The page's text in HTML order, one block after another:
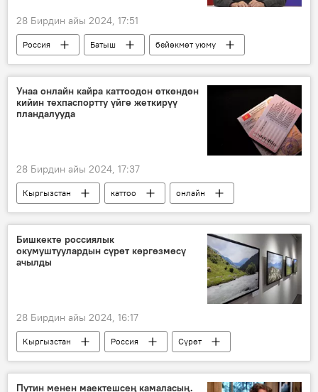
28 Бирдин айы 2024, 17:51
Россия Батыш
бейөкмөт уюму
Сергей Шойгу
Борбор Азия
Унаа онлайн кайра каттоодон өткөндөн
кийин техпаспортту үйгө жеткирүү
пландалууда
28 Бирдин айы 2024, 17:37
Кыргызстан каттоо
онлайн
"Унаа" мамлекеттик ишканасы
Бишкекте россиялык
окумуштуулардын сүрөт көргөзмөсү
ачылды
28 Бирдин айы 2024, 16:17
Кыргызстан Россия
Сүрөт
көргөзмө
иш-чара
Путин менен маектешсең камаласың.